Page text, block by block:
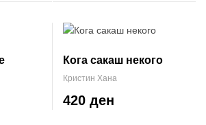
Кога сакаш некого
Кристин Хана
420 ден